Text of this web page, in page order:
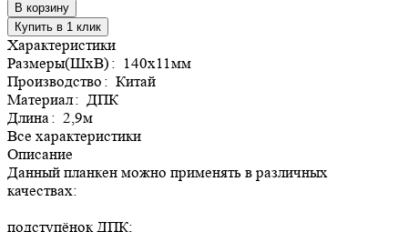
В корзину
Купить в 1 клик
Характеристики
Размеры(ШхВ): 140х11мм
Производство: Китай
Материал: ДПК
Длина: 2,9м
Все характеристики
Описание
Данный планкен можно применять в различных
качествах:
подступёнок ДПК;